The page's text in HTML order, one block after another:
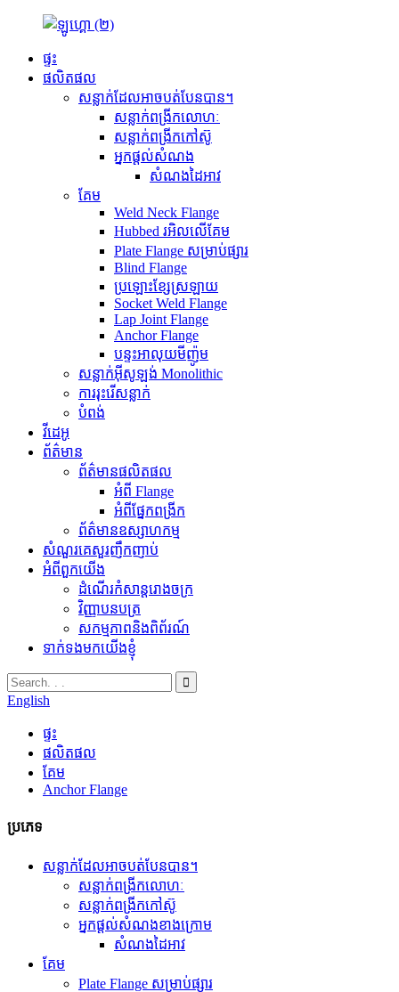
ផ្ទះ
ផលិតផល
សន្លាក់ដែលអាចបត់បែនបាន។
សន្លាក់ពង្រីកលោហៈ
សន្លាក់ពង្រីកកៅស៊ូ
អ្នកផ្តល់សំណង
សំណងដៃអាវ
គែម
Weld Neck Flange
Hubbed រអិលលើគែម
Plate Flange សម្រាប់ផ្សារ
Blind Flange
ប្រឡោះខ្សែស្រឡាយ
Socket Weld Flange
Lap Joint Flange
Anchor Flange
បន្ទះអាលុយមីញ៉ូម
សន្លាក់អ៊ីសូឡង់ Monolithic
ការរុះរើសន្លាក់
បំពង់
វីដេអូ
ព័ត៌មាន
ព័ត៌មានផលិតផល
អំពី Flange
អំពីផ្នែកពង្រីក
ព័ត៌មានឧស្សាហកម្ម
សំណួរគេសួរញឹកញាប់
អំពីពួកយើង
ដំណើរកំសាន្តរោងចក្រ
វិញ្ញាបនបត្រ
សកម្មភាពនិងពិព័រណ៍
ទាក់ទងមកយើងខ្ញុំ
English
ផ្ទះ
ផលិតផល
គែម
Anchor Flange
ប្រភេទ
សន្លាក់ដែលអាចបត់បែនបាន។
សន្លាក់ពង្រីកលោហៈ
សន្លាក់ពង្រីកកៅស៊ូ
អ្នកផ្តល់សំណងខាងក្រោម
សំណងដៃអាវ
គែម
Plate Flange សម្រាប់ផ្សារ